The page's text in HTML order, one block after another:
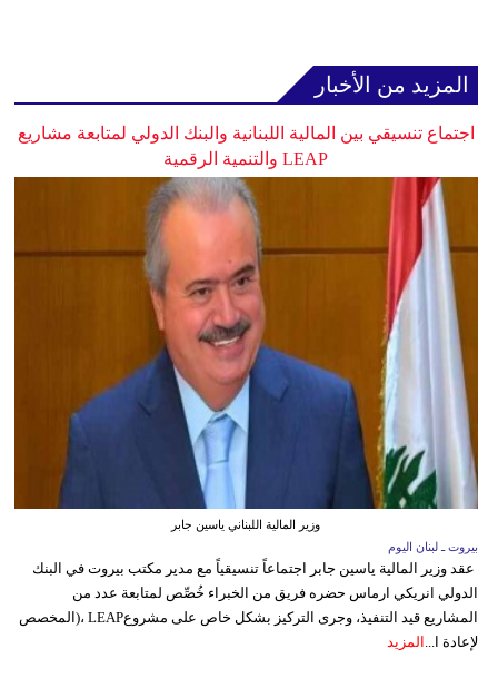
المزيد من الأخبار
اجتماع تنسيقي بين المالية اللبنانية والبنك الدولي لمتابعة مشاريع
LEAP والتنمية الرقمية
وزير المالية اللبناني ياسين جابر
بيروت ـ لبنان اليوم
عقد وزير المالية ياسين جابر اجتماعاً تنسيقياً مع مدير مكتب بيروت في البنك
الدولي انريكي ارماس حضره فريق من الخبراء خُصِّص لمتابعة عدد من
المشاريع قيد التنفيذ، وجرى التركيز بشكل خاص على مشروعLEAP ،(المخصص
لإعادة ا... المزيد